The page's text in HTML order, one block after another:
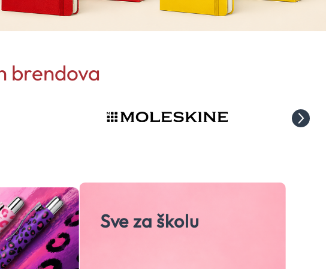
brendova
Sve za školu